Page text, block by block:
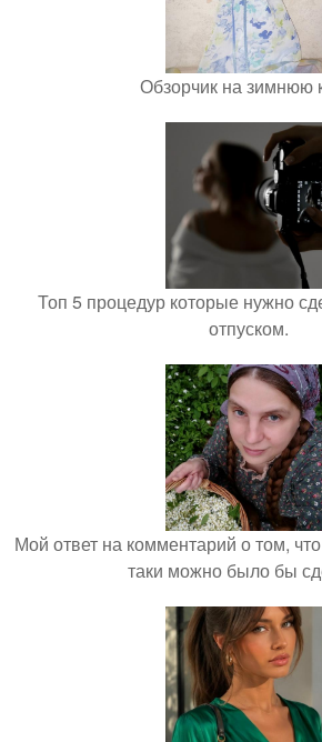
Обзорчик на зимнюю
Топ 5 процедур которые нужно
отпуском.
Мой ответ на комментарий о том,
таки можно было бы